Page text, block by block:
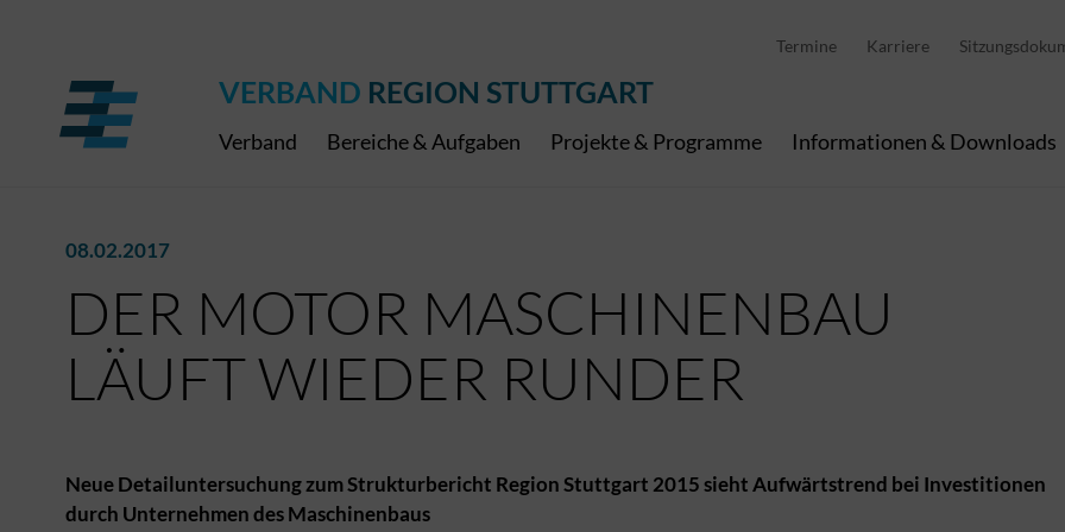
Termine Karriere
VERBAND REGION STUTTGART
Verband Bereiche & Aufgaben Projekte & Programme Informationen & Downloads
08.02.2017
DER MOTOR MASCHINENBAU
LÄUFT WIEDER RUNDER
Neue Detailuntersuchung zum Strukturbericht Region Stuttgart 2015 sieht Aufwärtstrend bei Investitionen
durch Unternehmen des Maschinenbaus